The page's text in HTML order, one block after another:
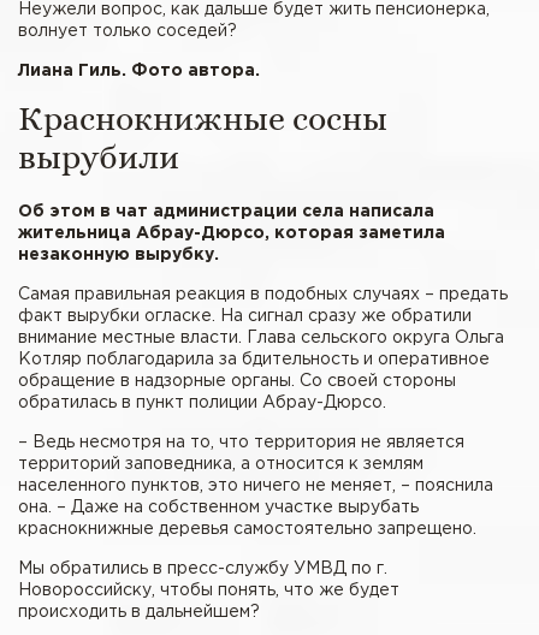
Неужели вопрос, как дальше будет жить пенсионерка,
волнует только соседей?
Лиана Гиль. Фото автора.
Краснокнижные сосны
вырубили
Об этом в чат администрации села написала
жительница Абрау-Дюрсо, которая заметила
незаконную вырубку.
Самая правильная реакция в подобных случаях – предать
факт вырубки огласке. На сигнал сразу же обратили
внимание местные власти. Глава сельского округа Ольга
Котляр поблагодарила за бдительность и оперативное
обращение в надзорные органы. Со своей стороны
обратилась в пункт полиции Абрау-Дюрсо.
– Ведь несмотря на то, что территория не является
территорий заповедника, а относится к землям
населенного пунктов, это ничего не меняет, – пояснила
она. – Даже на собственном участке вырубать
краснокнижные деревья самостоятельно запрещено.
Мы обратились в пресс-службу УМВД по г.
Новороссийску, чтобы понять, что же будет
происходить в дальнейшем?